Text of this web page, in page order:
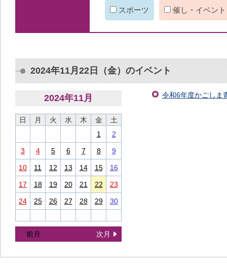
スポーツ 催し・イベント
2024年11月22日（金）のイベント
2024年11月
日 月 火 水 木 金
土
1
2
3 4 5 6 7 8 9
10 11 12 13 14 15 16
17 18 19 20 21 22 23
24 25 26 27 28 29 30
前月 次月
令和6年度かごしま